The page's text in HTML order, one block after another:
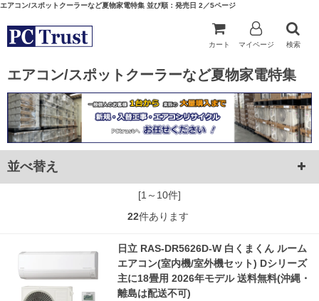
エアコン/スポットクーラーなど夏物家電特集 並び順：発売日 2／5ページ
カート マイページ 検索
エアコン/スポットクーラーなど夏物家電特集
並べ替え
[1～10件]
22件あります
日立 RAS-DR5626D-W 白くまくん ルーム
エアコン(室内機/室外機セット) Dシリーズ
主に18畳用 2026年モデル 送料無料(沖縄・
離島は配送不可)